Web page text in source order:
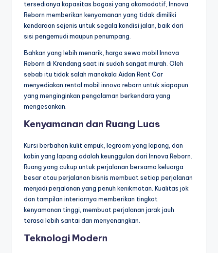
tersedianya kapasitas bagasi yang akomodatif, Innova
Reborn memberikan kenyamanan yang tidak dimiliki
kendaraan sejenis untuk segala kondisi jalan, baik dari
sisi pengemudi maupun penumpang.
Bahkan yang lebih menarik, harga sewa mobil Innova
Reborn di Krendang saat ini sudah sangat murah. Oleh
sebab itu tidak salah manakala Aidan Rent Car
menyediakan rental mobil innova reborn untuk siapapun
yang menginginkan pengalaman berkendara yang
mengesankan.
Kenyamanan dan Ruang Luas
Kursi berbahan kulit empuk, legroom yang lapang, dan
kabin yang lapang adalah keunggulan dari Innova Reborn.
Ruang yang cukup untuk perjalanan bersama keluarga
besar atau perjalanan bisnis membuat setiap perjalanan
menjadi perjalanan yang penuh kenikmatan. Kualitas jok
dan tampilan interiornya memberikan tingkat
kenyamanan tinggi, membuat perjalanan jarak jauh
terasa lebih santai dan menyenangkan.
Teknologi Modern